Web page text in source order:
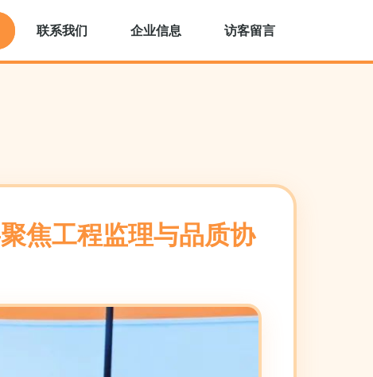
联系我们 企业信息 访客留言
焦工程监理与品质协